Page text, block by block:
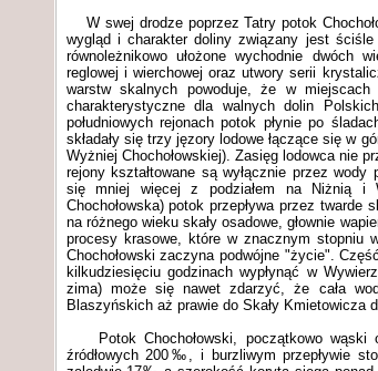
W swej drodze poprzez Tatry potok
wygląd i charakter doliny związany jest
równoleżnikowo ułożone wychodnie dwóch
reglowej i wierchowej oraz utwory serii
warstw skalnych powoduje, że w
charakterystyczne dla walnych dolin
południowych rejonach potok płynie po
składały się trzy jęzory lodowe łączące się w
Wyżniej Chochołowskiej). Zasięg lodowca nie
rejony kształtowane są wyłącznie przez
się mniej więcej z podziałem na Niżnią i
Chochołowska) potok przepływa przez twarde
na różnego wieku skały osadowe, głownie
procesy krasowe, które w znacznym stopniu
Chochołowski zaczyna podwójne "życie".
kilkudziesięciu godzinach wypłynąć w
zima) może się nawet zdarzyć, że cała
Blaszyńskich aż prawie do Skały Kmietowicza
Potok Chochołowski, początkowo wąski
źródłowych 200‰, i burzliwym przepływie